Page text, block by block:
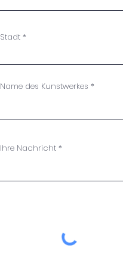
Stadt
Name des Kunstwerkes
Ihre Nachricht